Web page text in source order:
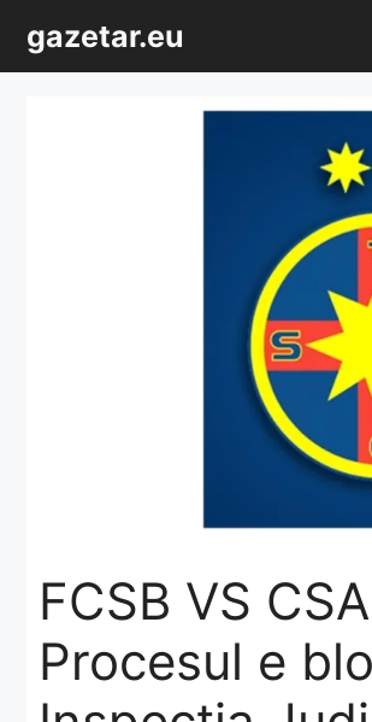
conținut
gazetar.eu
FCSB VS
Procesul e